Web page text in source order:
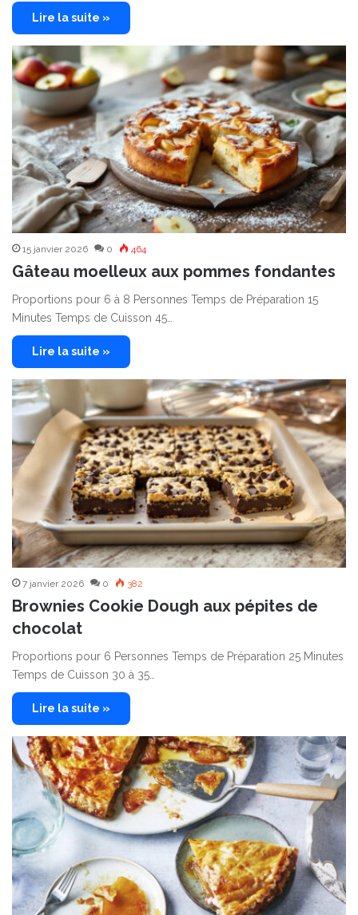
Lire la suite »
15 janvier 2026 0 464
Gâteau moelleux aux pommes fondantes
Proportions pour 6 à 8 Personnes Temps de Préparation 15
Minutes Temps de Cuisson 45…
Lire la suite »
7 janvier 2026 0 382
Brownies Cookie Dough aux pépites de
chocolat
Proportions pour 6 Personnes Temps de Préparation 25 Minutes
Temps de Cuisson 30 à 35…
Lire la suite »